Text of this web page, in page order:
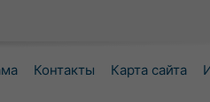
Контакты Карта сайта